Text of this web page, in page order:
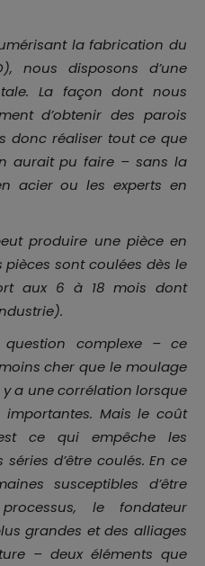
la fabrication du
nous disposons d’une
La façon dont nous
d’obtenir des parois
donc réaliser tout ce que
aurait pu faire – sans la
acier ou les experts en
produire une pièce en
pièces sont coulées dès le
aux 6 à 18 mois dont
complexe – ce
cher que le moulage
y a une corrélation lorsque
Mais le coût
ce qui empêche les
d’être coulés. En ce
susceptibles d’être
le fondateur
grandes et des alliages
– deux éléments que